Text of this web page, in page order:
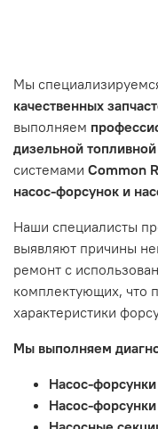
знакомы с
неисправности,
обслуживания или
возникнут проблемы
мы обязательно
решение. Однако
перечисленных
Гарантия не
Истек гарантийный
Товар является
тормозные колодки,
Неисправности
или чрезмерным
Мы
качественных
выполняем
дизельной
системами Common
насос-форсунок и
Наши специалисты
выявляют причины
ремонт с
комплектующих, что
характеристики
Мы выполняем
Насос-форсунки
Насос-форсунки